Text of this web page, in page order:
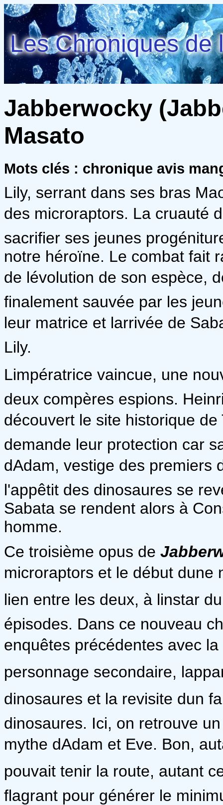
Les Chroniques de
Jabberwocky
Masato
Mots clés : chronique avis
Lily, serrant dans ses bras
des microraptors. La cruauté
sacrifier ses jeunes
notre héroïne. Le combat fait
de lévolution de son espèce,
finalement sauvée par les
leur matrice et larrivée de
Lily.
Limpératrice vaincue, une
deux compères espions.
découvert le site historique de
demande leur protection car
dAdam, vestige des
l'appêtit des dinosaures se
Sabata se rendent alors à
homme.
Ce troisième opus de
microraptors et le début dune
lien entre les deux, à linstar
épisodes. Dans ce nouveau
enquêtes précédentes avec la
personnage secondaire,
dinosaures et la revisite dun
dinosaures. Ici, on retrouve
mythe dAdam et Eve. Bon,
pouvait tenir la route, autant
flagrant pour générer le